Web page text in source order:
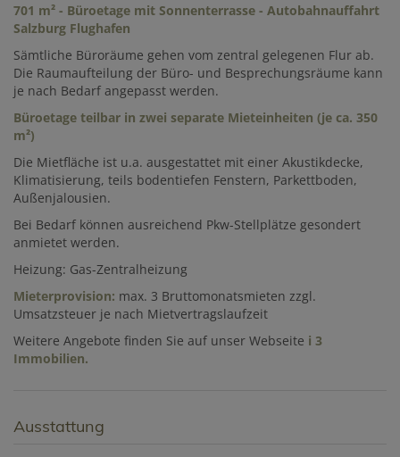
701 m² - Büroetage mit Sonnenterrasse - Autobahnauffahrt
Salzburg Flughafen
Sämtliche Büroräume gehen vom zentral gelegenen Flur ab.
Die Raumaufteilung der Büro- und Besprechungsräume kann
je nach Bedarf angepasst werden.
Büroetage teilbar in zwei separate Mieteinheiten (je ca. 350
m²)
Die Mietfläche ist u.a. ausgestattet mit einer Akustikdecke,
Klimatisierung, teils bodentiefen Fenstern, Parkettboden,
Außenjalousien.
Bei Bedarf können ausreichend Pkw-Stellplätze gesondert
anmietet werden.
Heizung: Gas-Zentralheizung
Mieterprovision: max. 3 Bruttomonatsmieten zzgl.
Umsatzsteuer je nach Mietvertragslaufzeit
Weitere Angebote finden Sie auf unser Webseite i 3
Immobilien.
Ausstattung